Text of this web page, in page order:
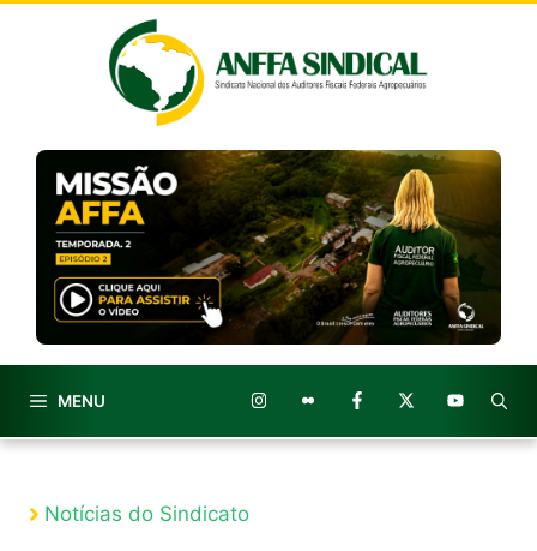
MENU
Notícias do Sindicato